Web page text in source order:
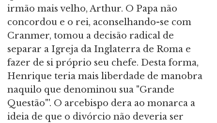
irmão mais velho, Arthur. O Papa não
concordou e o rei, aconselhando-se com
Cranmer, tomou a decisão radical de
separar a Igreja da Inglaterra de Roma e
fazer de si próprio seu chefe. Desta forma,
Henrique teria mais liberdade de manobra
naquilo que denominou sua "Grande
Questão"'. O arcebispo dera ao monarca a
ideia de que o divórcio não deveria ser